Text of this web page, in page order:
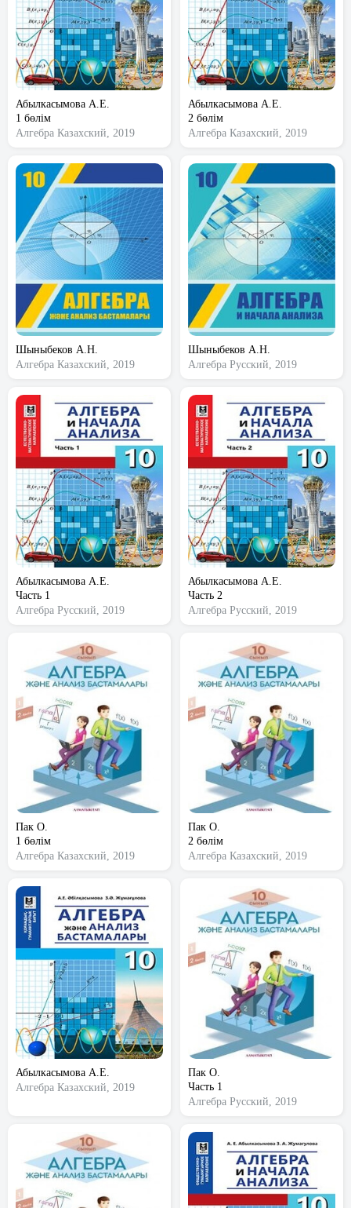
Абылкасымова А.Е.
1 бөлім
Алгебра Казахский, 2019
Абылкасымова А.Е.
2 бөлім
Алгебра Казахский, 2019
Шыныбеков А.Н.
Алгебра Казахский, 2019
Шыныбеков А.Н.
Алгебра Русский, 2019
Абылкасымова А.Е.
Часть 1
Алгебра Русский, 2019
Абылкасымова А.Е.
Часть 2
Алгебра Русский, 2019
Пак О.
1 бөлім
Алгебра Казахский, 2019
Пак О.
2 бөлім
Алгебра Казахский, 2019
Абылкасымова А.Е.
Алгебра Казахский, 2019
Пак О.
Часть 1
Алгебра Русский, 2019